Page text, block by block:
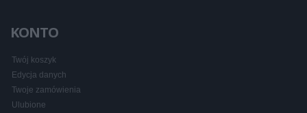
KONTO
Twój koszyk
Edycja danych
Twoje zamówienia
Ulubione